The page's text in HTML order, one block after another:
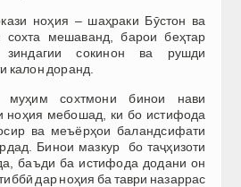
ноҳия – шаҳраки Бӯстон ва
сохта мешаванд, барои беҳтар
сокинон ва рушди
калон доранд.
сохтмони бинои нави
ноҳия мебошад, ки бо истифода
ва меъёрҳои баландсифати
Бинои мазкур бо таҷҳизоти
баъди ба истифода додани он
дар ноҳия ба таври назаррас